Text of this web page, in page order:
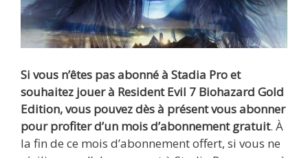
Si vous n’êtes pas abonné à Stadia Pro et
souhaitez jouer à Resident Evil 7 Biohazard Gold
Edition, vous pouvez dès à présent vous abonner
pour profiter d’un mois d’abonnement gratuit. À
la fin de ce mois d’abonnement offert, si vous ne